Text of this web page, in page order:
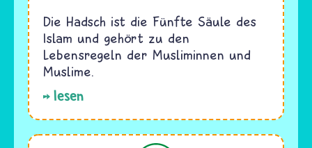
Die Hadsch ist die Fünfte Säule des
Islam und gehört zu den
Lebensregeln der Musliminnen und
Muslime.
lesen